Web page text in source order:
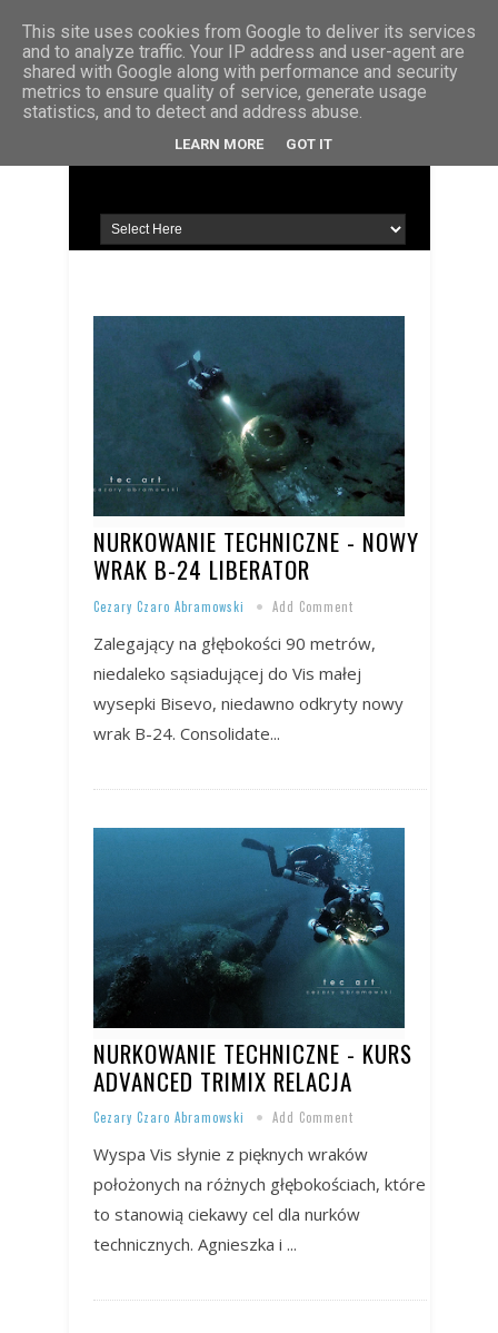
STRONA GŁÓWNA KONTAKT O MNIE
NURKOWANIE TECHNICZNE - NOWY
WRAK B-24 LIBERATOR
Cezary Czaro Abramowski Add Comment
Zalegający na głębokości 90 metrów,
niedaleko sąsiadującej do Vis małej
wysepki Bisevo, niedawno odkryty nowy
wrak B-24. Consolidate...
NURKOWANIE TECHNICZNE - KURS
ADVANCED TRIMIX RELACJA
Cezary Czaro Abramowski Add Comment
Wyspa Vis słynie z pięknych wraków
położonych na różnych głębokościach, które
to stanowią ciekawy cel dla nurków
technicznych. Agnieszka i ...
This site uses cookies from Google to deliver its services
and to analyze traffic. Your IP address and user-agent are
shared with Google along with performance and security
metrics to ensure quality of service, generate usage
statistics, and to detect and address abuse.
LEARN MORE GOT IT